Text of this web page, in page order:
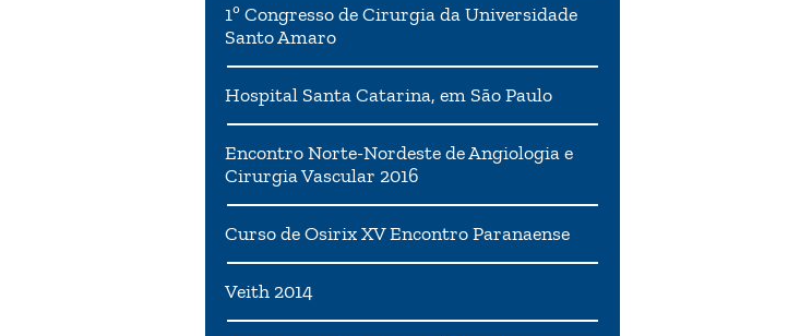
1º Congresso de Cirurgia da Universidade
Santo Amaro
Hospital Santa Catarina, em São Paulo
Encontro Norte-Nordeste de Angiologia e
Cirurgia Vascular 2016
Curso de Osirix XV Encontro Paranaense
Veith 2014